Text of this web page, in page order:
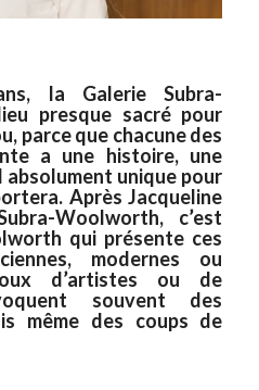
la Galerie Subra-
presque sacré pour
parce que chacune des
a une histoire, une
unique pour
Après Jacqueline
Woolworth, c’est
qui présente ces
modernes ou
d’artistes ou de
souvent des
même des coups de